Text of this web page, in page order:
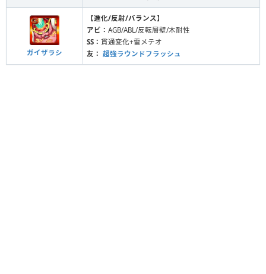
ガイザラシ
【進化/反射/バランス】
アビ： AGB/ABL/反転層壁/木耐性
SS： 貫通変化+雷メテオ
友： 超強ラウンドフラッシュ